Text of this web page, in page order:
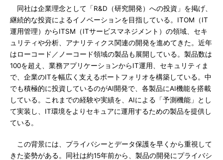
同社は企業理念として「R&D（研究開発）への投資」を掲げ、
継続的な投資によるイノベーションを目指している。ITOM（IT
運用管理）からITSM（ITサービスマネジメント）の領域、セキ
ュリティや分析、アナリティクス関連の開発を進めてきた。近年
はローコード／ノーコード領域の製品も展開している。製品数は
100を超え、業務アプリケーションからIT運用、セキュリティま
で、企業のITを幅広く支えるポートフォリオを構築している。中
でも積極的に投資しているのがAI開発で、各製品にAI機能を搭載
している。これまでの経験や実績を、AIによる「予測機能」とし
て実装し、IT環境をよりセキュアに運用するための製品を提供し
ている。
この背景には、プライバシーとデータ保護を早くから重視して
きた姿勢がある。同社は約15年前から、製品の開発にプライバシ